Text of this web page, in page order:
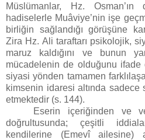
Müslümanlar, Hz. Osman’ın
hadiselerle Muâviye’nin işe
birliğin sağlandığı görüşüne
Zira Hz. Ali taraftarı psikolojik,
maruz kaldığını ve bunun
mücadelenin de olduğunu ifade
siyasi yönden tamamen
kimsenin idaresi altında
etmektedir (s. 144).
Eserin içeriğinden ve
doğrultusunda; çeşitli
kendilerine (Emevî